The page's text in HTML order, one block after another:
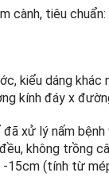
cành, tiêu
kiểu dáng
kính đáy x
xử lý nấm
không trồng
15cm (tính từ